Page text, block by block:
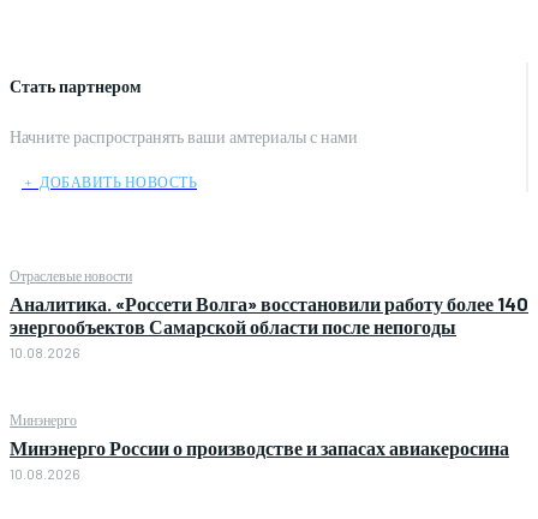
Стать партнером
Начните распространять ваши амтериалы с нами
﹢ ДОБАВИТЬ НОВОСТЬ
Отраслевые новости
Аналитика. «Россети Волга» восстановили работу более 140
энергообъектов Самарской области после непогоды
10.08.2026
Минэнерго
Минэнерго России о производстве и запасах авиакеросина
10.08.2026